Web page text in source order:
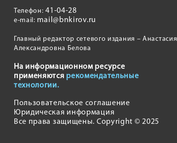
Телефон:41-04-28
e-mail: mail@bnkirov.ru
Главный редактор сетевого издания – Анастасия
Александровна Белова
На информационном ресурсе
применяются рекомендательные
технологии.
Пользовательское соглашение
Юридическая информация
Все права защищены. Copyright © 2025